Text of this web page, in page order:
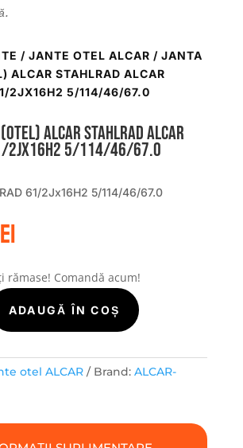
/ JANTE OTEL ALCAR / JANTA
ALCAR STAHLRAD ALCAR
2JX16H2 5/114/46/67.0
ALCAR STAHLRAD ALCAR
2Jx16H2 5/114/46/67.0
61/2Jx16H2 5/114/46/67.0
rămase! Comandă acum!
ADAUGĂ ÎN COȘ
otel ALCAR Brand: ALCAR-